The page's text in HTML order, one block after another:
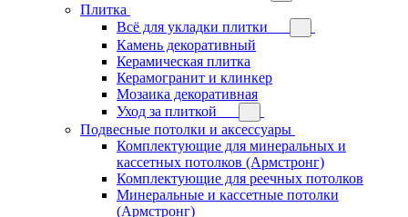
Плитка
Всё для укладки плитки
Камень декоративный
Керамическая плитка
Керамогранит и клинкер
Мозаика декоративная
Уход за плиткой
Подвесные потолки и аксессуары
Комплектующие для минеральных и
кассетных потолков (Армстронг)
Комплектующие для реечных потолков
Минеральные и кассетные потолки
(Армстронг)